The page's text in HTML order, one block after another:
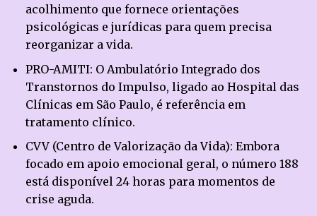
acolhimento que fornece orientações
psicológicas e jurídicas para quem precisa
reorganizar a vida.
PRO-AMITI: O Ambulatório Integrado dos
Transtornos do Impulso, ligado ao Hospital das
Clínicas em São Paulo, é referência em
tratamento clínico.
CVV (Centro de Valorização da Vida): Embora
focado em apoio emocional geral, o número 188
está disponível 24 horas para momentos de
crise aguda.